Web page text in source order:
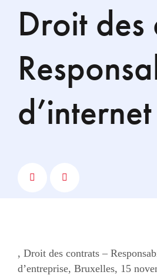
Droit des
d’internet
, Droit des contrats –
d’entreprise, Bruxelles, 15